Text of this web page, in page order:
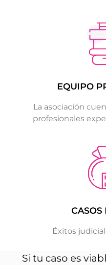
EQUIPO
La asociación
profesionales
CASOS
Éxitos
Si tu caso es